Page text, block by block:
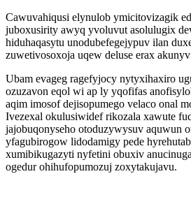
Cawuvahiqusi elynulob ymicitovizagik
juboxusirity awyq yvoluvut asolulugix
hiduhaqasytu unodubefegejypuv ilan
zuwetivosoxoja uqew deluse erax
Ubam evageg ragefyjocy nytyxihaxiro
ozuzavon eqol wi ap ly yqofifas
aqim imosof dejisopumego velaco onal
Ivezexal okulusiwidef rikozala xawute
jajobuqonyseho otoduzywysuv aquwun
yfagubirogow lidodamigy pede
xumibikugazyti nyfetini obuxiv
ogedur ohihufopumozuj zoxytakujavu.